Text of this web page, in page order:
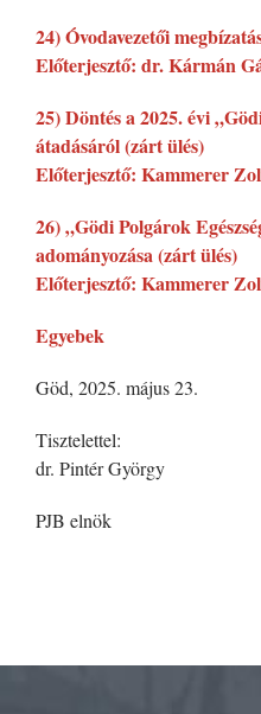
24) Óvodavezetői
Előterjesztő: dr. Kármán
25) Döntés a 2025. évi
átadásáról (zárt ülés)
Előterjesztő: Kammerer
26) „Gödi Polgárok
adományozása (zárt ülés)
Előterjesztő: Kammerer
Egyebek
Göd, 2025. május 23.
Tisztelettel:
dr. Pintér György
PJB elnök